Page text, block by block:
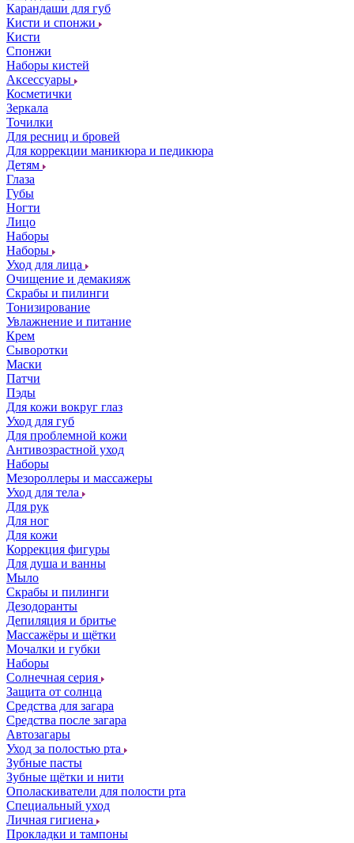
Карандаши для губ
Кисти и спонжи
Кисти
Спонжи
Наборы кистей
Аксессуары
Косметички
Зеркала
Точилки
Для ресниц и бровей
Для коррекции маникюра и педикюра
Детям
Глаза
Губы
Ногти
Лицо
Наборы
Наборы
Уход для лица
Очищение и демакияж
Скрабы и пилинги
Тонизирование
Увлажнение и питание
Крем
Сыворотки
Маски
Патчи
Пэды
Для кожи вокруг глаз
Уход для губ
Для проблемной кожи
Антивозрастной уход
Наборы
Мезороллеры и массажеры
Уход для тела
Для рук
Для ног
Для кожи
Коррекция фигуры
Для душа и ванны
Мыло
Скрабы и пилинги
Дезодоранты
Депиляция и бритье
Массажёры и щётки
Мочалки и губки
Наборы
Солнечная серия
Защита от солнца
Средства для загара
Средства после загара
Автозагары
Уход за полостью рта
Зубные пасты
Зубные щётки и нити
Ополаскиватели для полости рта
Специальный уход
Личная гигиена
Прокладки и тампоны